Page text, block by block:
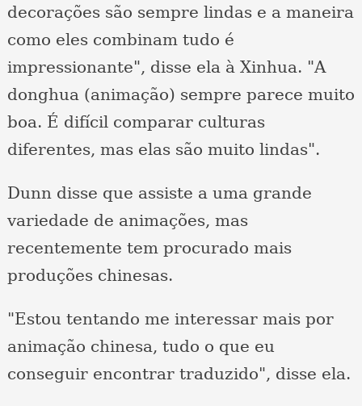
decorações são sempre lindas e a maneira
como eles combinam tudo é
impressionante", disse ela à Xinhua. "A
donghua (animação) sempre parece muito
boa. É difícil comparar culturas
diferentes, mas elas são muito lindas".
Dunn disse que assiste a uma grande
variedade de animações, mas
recentemente tem procurado mais
produções chinesas.
"Estou tentando me interessar mais por
animação chinesa, tudo o que eu
conseguir encontrar traduzido", disse ela.